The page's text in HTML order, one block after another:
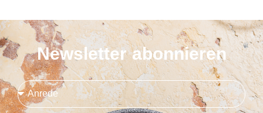
Newsletter abonnieren